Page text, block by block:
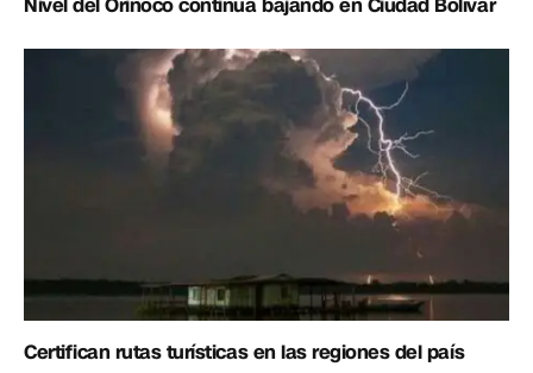
Certifican rutas turísticas en las regiones del país